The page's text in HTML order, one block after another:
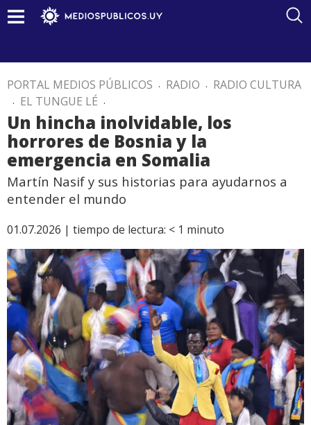
PORTAL MEDIOS PÚBLICOS . RADIO . RADIO CULTURA
. EL TUNGUE LÉ .
Un hincha inolvidable, los
horrores de Bosnia y la
emergencia en Somalia
Martín Nasif y sus historias para ayudarnos a
entender el mundo
01.07.2026 | tiempo de lectura: < 1 minuto